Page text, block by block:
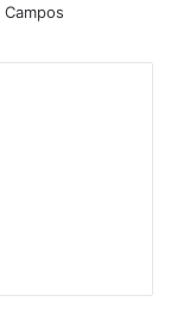
Campos